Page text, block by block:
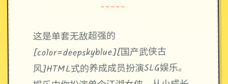
~~~~~
这是单套无敌超强的
[color=deepskyblue][国产武侠古
风]HTML式的养成成员扮演SLG娱乐。